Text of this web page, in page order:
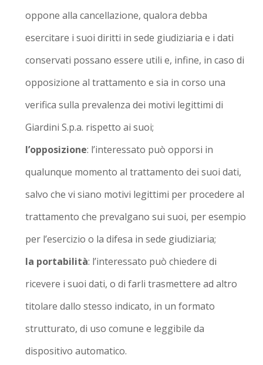
oppone alla cancellazione, qualora debba
esercitare i suoi diritti in sede giudiziaria e i dati
conservati possano essere utili e, infine, in caso di
opposizione al trattamento e sia in corso una
verifica sulla prevalenza dei motivi legittimi di
Giardini S.p.a. rispetto ai suoi;
l’opposizione: l’interessato può opporsi in
qualunque momento al trattamento dei suoi dati,
salvo che vi siano motivi legittimi per procedere al
trattamento che prevalgano sui suoi, per esempio
per l’esercizio o la difesa in sede giudiziaria;
la portabilità: l’interessato può chiedere di
ricevere i suoi dati, o di farli trasmettere ad altro
titolare dallo stesso indicato, in un formato
strutturato, di uso comune e leggibile da
dispositivo automatico.